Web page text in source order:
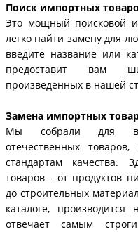
Поиск импортных
Это мощный поисковой
легко найти замену для
введите название или
предоставит вам
произведенных в нашей
Замена импортных
Мы собрали для
отечественных
стандартам качества.
товаров - от продуктов
до строительных
каталоге,
отвечает самым